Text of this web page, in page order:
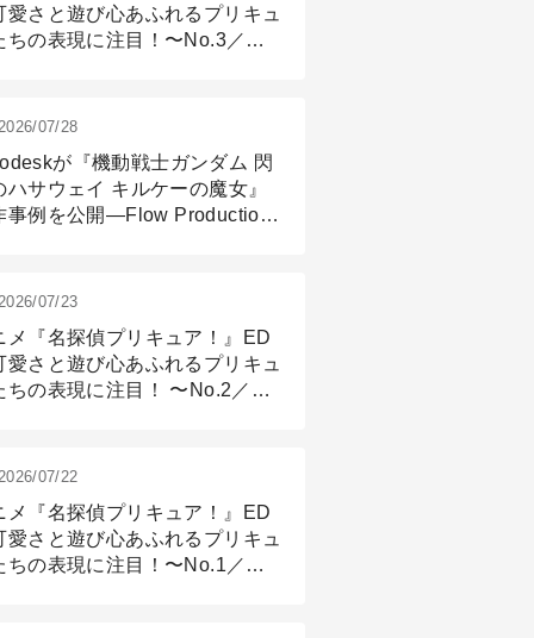
愛さと遊び心あふれるプリキュ
ちの表現に注目！〜No.3／ア
07/28
が『機動戦士ガンダム 閃
ハサウェイ キルケーの魔女』
事例を公開―Flow Production
07/23
メ『名探偵プリキュア！』ED
愛さと遊び心あふれるプリキュ
ちの表現に注目！ 〜No.2／モ
07/22
メ『名探偵プリキュア！』ED
愛さと遊び心あふれるプリキュ
ちの表現に注目！〜No.1／演